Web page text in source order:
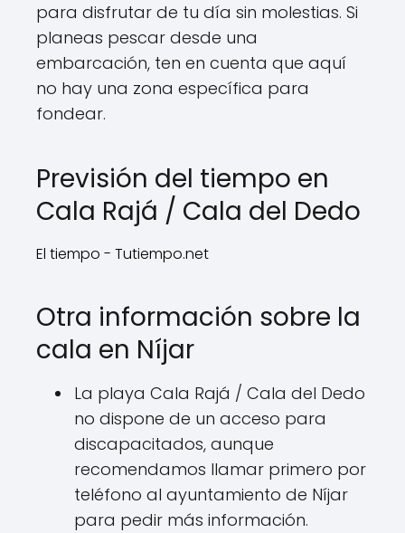
para disfrutar de tu día sin molestias. Si
planeas pescar desde una
embarcación, ten en cuenta que aquí
no hay una zona específica para
fondear.
Previsión del tiempo en
Cala Rajá / Cala del Dedo
El tiempo - Tutiempo.net
Otra información sobre la
cala en Níjar
La playa Cala Rajá / Cala del Dedo
no dispone de un acceso para
discapacitados, aunque
recomendamos llamar primero por
teléfono al ayuntamiento de Níjar
para pedir más información.